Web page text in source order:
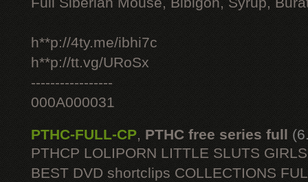
h**p://4ty.me/ibhi7c
h**p://tt.vg/URoSx
-----------------
000A000031
PTHC-FULL-CP, PTHC free series full
PTHCP LOLIPORN LITTLE SLUTS
BEST DVD shortclips COLLECTIONS